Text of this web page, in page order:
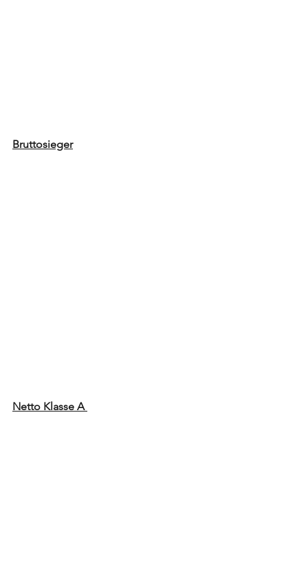
Bruttosieger
Netto Klasse A